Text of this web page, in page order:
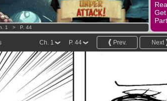
1 > P. 44
Next
Prev.
P. 44
Ch. 1